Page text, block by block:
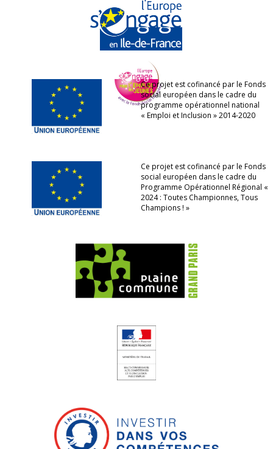
Ce projet est cofinancé par le Fonds
social européen dans le cadre du
programme opérationnel national
« Emploi et Inclusion » 2014-2020
Ce projet est cofinancé par le Fonds
social européen dans le cadre du
Programme Opérationnel Régional «
2024 : Toutes Championnes, Tous
Champions ! »